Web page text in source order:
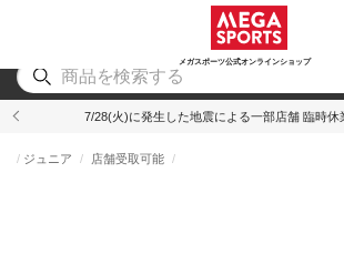
メガスポーツ公式オンラインショップ
アウトドア
7/28(火)に発生した地震による一部店舗 臨時休
ジュニア 店舗受取可能